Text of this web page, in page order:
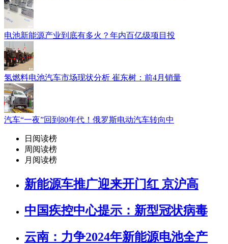
电池新能源产业到底有多火？年内百亿级项目投
氢燃料电池汽车市场现状分析 崔东树：前4月销量
汽车“一夜”回到80年代！俄罗斯电动汽车转向中
日阅读榜
周阅读榜
月阅读榜
新能源车推广迎来开门红 京沪高
中国疾控中心提示：新型冠状病毒
云南：力争2024年新能源电池全产